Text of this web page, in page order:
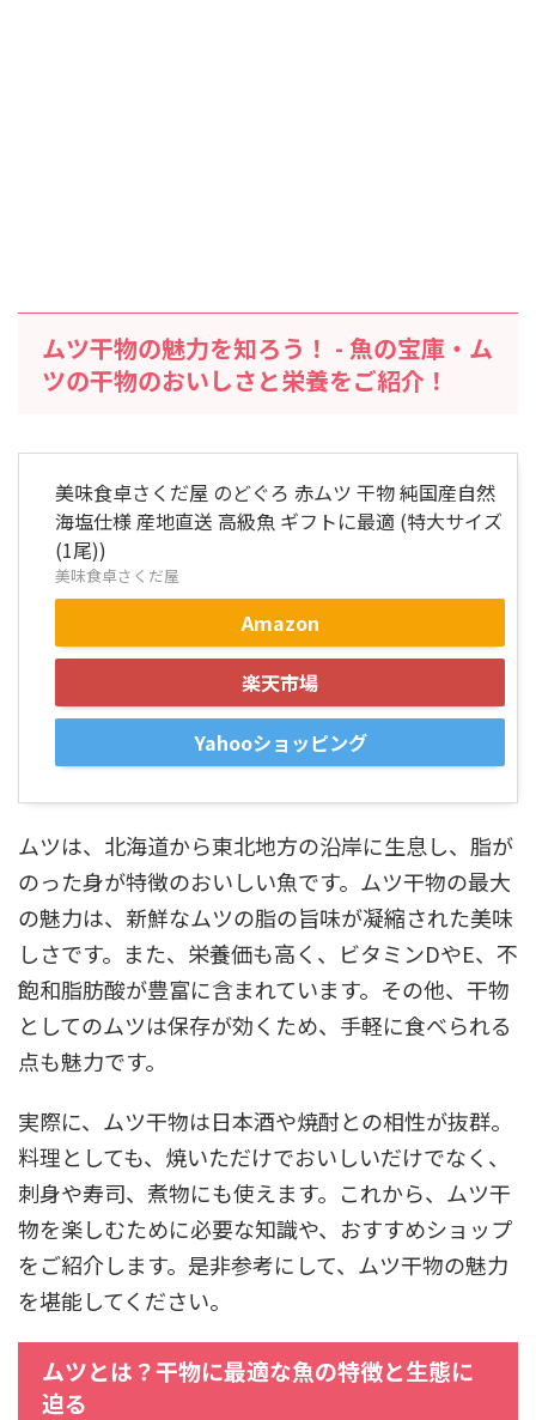
ムツ干物の魅力を知ろう！ - 魚の宝庫・ム
ツの干物のおいしさと栄養をご紹介！
美味食卓さくだ屋 のどぐろ 赤ムツ 干物 純国産自然
海塩仕様 産地直送 高級魚 ギフトに最適 (特大サイズ
(1尾))
美味食卓さくだ屋
Amazon
楽天市場
Yahooショッピング
ムツは、北海道から東北地方の沿岸に生息し、脂が
のった身が特徴のおいしい魚です。ムツ干物の最大
の魅力は、新鮮なムツの脂の旨味が凝縮された美味
しさです。また、栄養価も高く、ビタミンDやE、不
飽和脂肪酸が豊富に含まれています。その他、干物
としてのムツは保存が効くため、手軽に食べられる
点も魅力です。
実際に、ムツ干物は日本酒や焼酎との相性が抜群。
料理としても、焼いただけでおいしいだけでなく、
刺身や寿司、煮物にも使えます。これから、ムツ干
物を楽しむために必要な知識や、おすすめショップ
をご紹介します。是非参考にして、ムツ干物の魅力
を堪能してください。
ムツとは？干物に最適な魚の特徴と生態に
迫る